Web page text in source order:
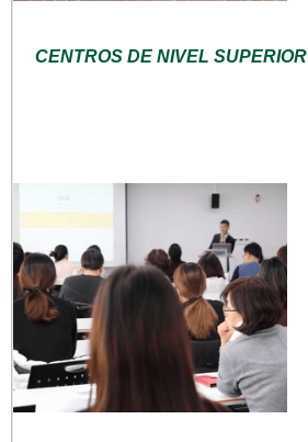
CENTROS DE NIVEL SUPERIOR